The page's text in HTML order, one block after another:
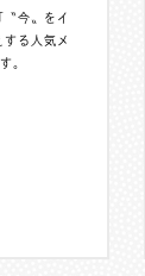
今〟をイ
る人気メ
。